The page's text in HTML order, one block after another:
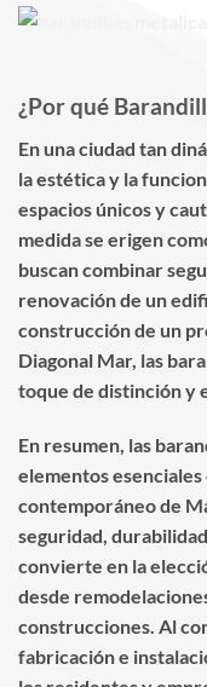
¿Por qué
En una ciudad tan
la estética y la
espacios únicos y
medida se erigen
buscan combinar
renovación de un
construcción de un
Diagonal Mar, las
toque de distinción y
En resumen, las
elementos
contemporáneo de
seguridad,
convierte en la
desde
construcciones. Al
fabricación e